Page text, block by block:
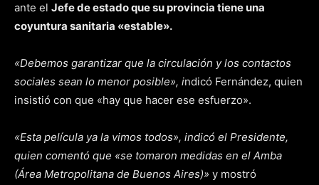
ante el Jefe de estado que su provincia tiene una
coyuntura sanitaria «estable».
«Debemos garantizar que la circulación y los contactos
sociales sean lo menor posible», indicó Fernández, quien
insistió con que «hay que hacer ese esfuerzo».
«Esta película ya la vimos todos», indicó el Presidente,
quien comentó que «se tomaron medidas en el Amba
(Área Metropolitana de Buenos Aires)» y mostró